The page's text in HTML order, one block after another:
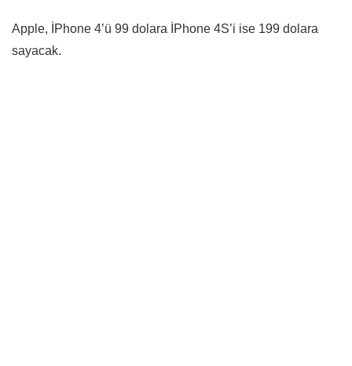
Apple, İPhone 4’ü 99 dolara İPhone 4S’i ise 199 dolara
sayacak.